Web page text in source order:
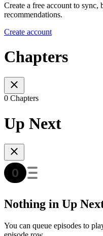
Create a free account to sync,
recommendations.
Create account
Chapters
0 Chapters
Up Next
Nothing in Up
You can queue episodes to